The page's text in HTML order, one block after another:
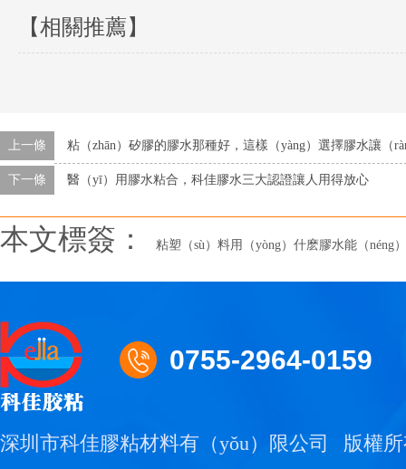
【相關推薦】
上一條 粘（zhān）矽膠的膠水那種好，這樣（yàng）選擇膠水讓（
下一條 醫（yī）用膠水粘合，科佳膠水三大認證讓人用得放心
本文標簽： 粘塑（sù）料用（yòng）什麽膠水能（néng
0755-2964-0159
深圳市科佳膠粘材料有（yǒu）限公司
版權